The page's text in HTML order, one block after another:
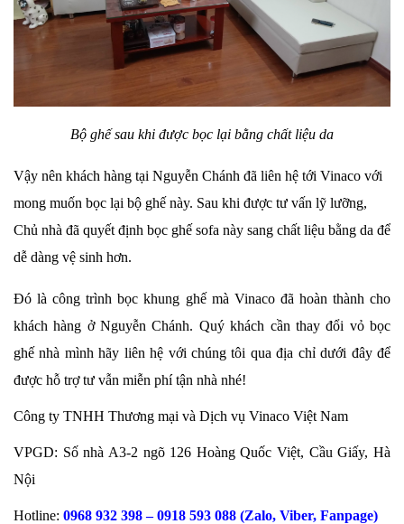
Bộ ghế sau khi được bọc lại bằng chất liệu da
Vậy nên khách hàng tại Nguyễn Chánh đã liên hệ tới Vinaco với
mong muốn bọc lại bộ ghế này. Sau khi được tư vấn lỹ lưỡng,
Chủ nhà đã quyết định bọc ghế sofa này sang chất liệu bằng da để
dễ dàng vệ sinh hơn.
Đó là công trình bọc khung ghế mà Vinaco đã hoàn thành cho
khách hàng ở Nguyễn Chánh. Quý khách cần thay đổi vỏ bọc
ghế nhà mình hãy liên hệ với chúng tôi qua địa chỉ dưới đây để
được hỗ trợ tư vẫn miễn phí tận nhà nhé!
Công ty TNHH Thương mại và Dịch vụ Vinaco Việt Nam
VPGD: Số nhà A3-2 ngõ 126 Hoàng Quốc Việt, Cầu Giấy, Hà
Nội
Hotline: 0968 932 398 – 0918 593 088 (Zalo, Viber, Fanpage)